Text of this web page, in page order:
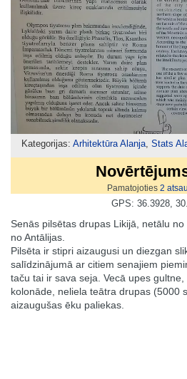
Kategorijas: Arhitektūra Alanja Stats
Pamatojoties 2
GPS: 36.3928,
Senās pilsētas drupas Likijā, netālu
no Antālijas.
Pilsēta ir stipri aizaugusi un diezgan
salīdzinājumā ar citiem senajiem
taču tai ir sava seja. Vecā upes
kolonāde, neliela teātra drupas (5000
aizaugušas ēku paliekas.